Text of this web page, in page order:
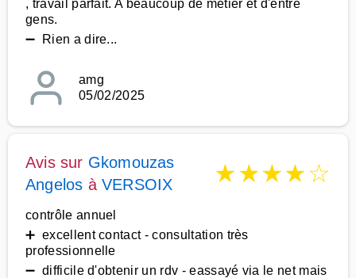
, travail parfait. A beaucoup de métier et d'entre
gens.
➖ Rien a dire...
amg
05/02/2025
Avis sur Gkomouzas
Angelos àVERSOIX ★★★★☆
contrôle annuel
➕ excellent contact - consultation très
professionnelle
➖ difficile d'obtenir un rdv - eassayé via le net mais